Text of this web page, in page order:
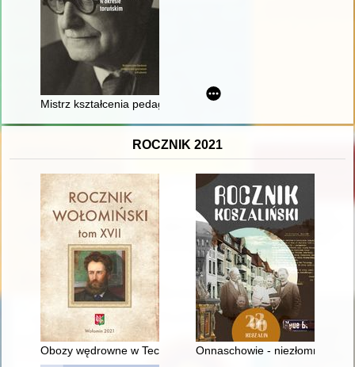
Mistrz kształcenia pedagogicznego : Kazimierz Sośnicki w
ROCZNIK 2021
Obozy wędrowne w Technikum Przemysłu Szklarskiego w
Onnaschowie - niezłomni